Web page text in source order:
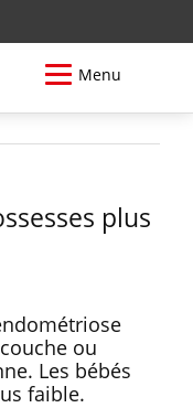
Menu
plus
ou
Les bébés
faible.